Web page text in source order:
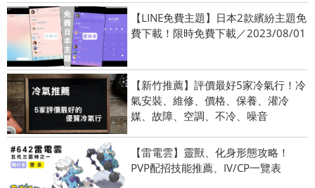
【LINE免費主題】日本2款繽紛主題免
費下載！限時免費下載／2023/08/01
【新竹推薦】評價最好5家冷氣行！冷
氣安裝、維修、價格、保養、灌冷
媒、故障、空調、不冷、噪音
【雷電雲】靈獸、化身形態攻略！
PVP配招技能推薦、IV/CP一覽表